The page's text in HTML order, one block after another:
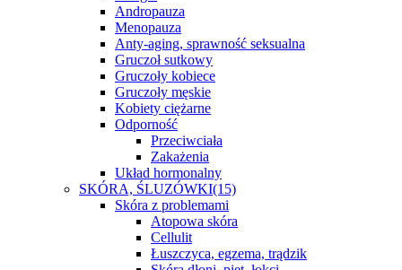
Andropauza
Menopauza
Anty-aging, sprawność seksualna
Gruczoł sutkowy
Gruczoły kobiece
Gruczoły męskie
Kobiety ciężarne
Odporność
Przeciwciała
Zakażenia
Układ hormonalny
SKÓRA, ŚLUZÓWKI(15)
Skóra z problemami
Atopowa skóra
Cellulit
Łuszczyca, egzema, trądzik